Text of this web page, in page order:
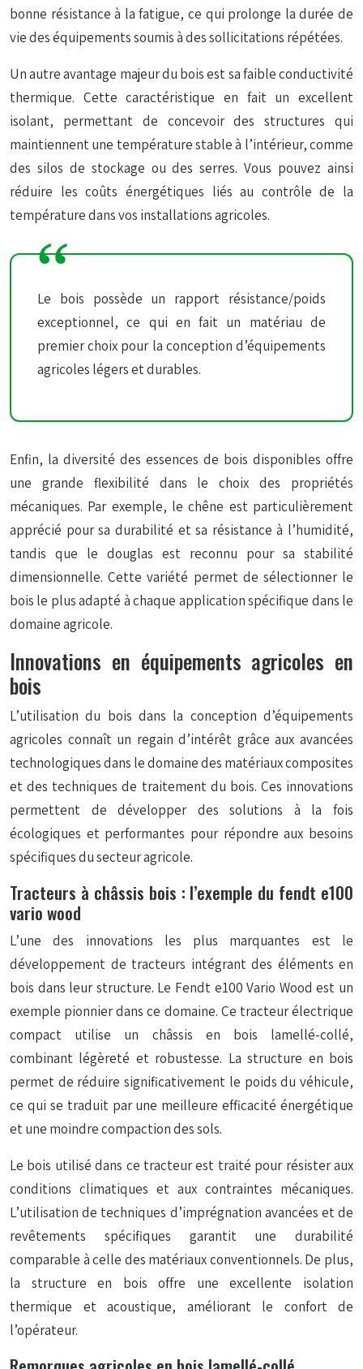
bonne résistance à la fatigue, ce qui prolonge la durée de
vie des équipements soumis à des sollicitations répétées.
Un autre avantage majeur du bois est sa faible conductivité
thermique. Cette caractéristique en fait un excellent
isolant, permettant de concevoir des structures qui
maintiennent une température stable à l’intérieur, comme
des silos de stockage ou des serres. Vous pouvez ainsi
réduire les coûts énergétiques liés au contrôle de la
température dans vos installations agricoles.
Le bois possède un rapport résistance/poids
exceptionnel, ce qui en fait un matériau de
premier choix pour la conception d’équipements
agricoles légers et durables.
Enfin, la diversité des essences de bois disponibles offre
une grande flexibilité dans le choix des propriétés
mécaniques. Par exemple, le chêne est particulièrement
apprécié pour sa durabilité et sa résistance à l’humidité,
tandis que le douglas est reconnu pour sa stabilité
dimensionnelle. Cette variété permet de sélectionner le
bois le plus adapté à chaque application spécifique dans le
domaine agricole.
Innovations en équipements agricoles en
bois
L’utilisation du bois dans la conception d’équipements
agricoles connaît un regain d’intérêt grâce aux avancées
technologiques dans le domaine des matériaux composites
et des techniques de traitement du bois. Ces innovations
permettent de développer des solutions à la fois
écologiques et performantes pour répondre aux besoins
spécifiques du secteur agricole.
Tracteurs à châssis bois : l’exemple du fendt e100
vario wood
L’une des innovations les plus marquantes est le
développement de tracteurs intégrant des éléments en
bois dans leur structure. Le Fendt e100 Vario Wood est un
exemple pionnier dans ce domaine. Ce tracteur électrique
compact utilise un châssis en bois lamellé-collé,
combinant légèreté et robustesse. La structure en bois
permet de réduire significativement le poids du véhicule,
ce qui se traduit par une meilleure efficacité énergétique
et une moindre compaction des sols.
Le bois utilisé dans ce tracteur est traité pour résister aux
conditions climatiques et aux contraintes mécaniques.
L’utilisation de techniques d’imprégnation avancées et de
revêtements spécifiques garantit une durabilité
comparable à celle des matériaux conventionnels. De plus,
la structure en bois offre une excellente isolation
thermique et acoustique, améliorant le confort de
l’opérateur.